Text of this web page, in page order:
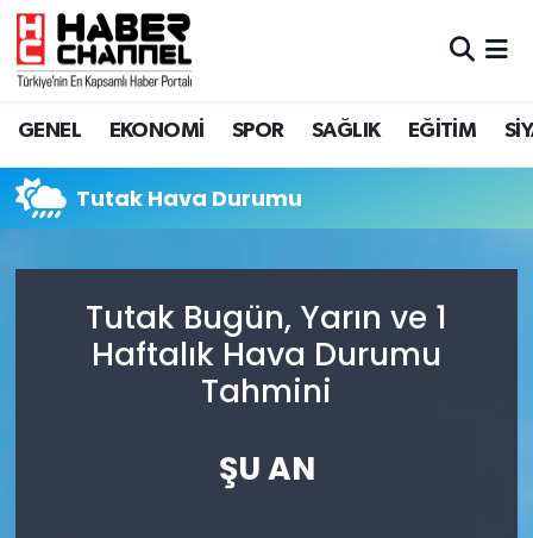
GENEL EKONOMİ SPOR SAĞLIK EĞİTİM
Tutak Hava Durumu
Tutak Bugün, Yarın ve 1
Haftalık Hava Durumu
Tahmini
ŞU AN
GENEL
SPOR
SAĞLIK
EĞİTİM
Nöbetçi Eczaneler
Trafik Durumu
Süper Lig Puan Durumu ve Fikstür
Tüm Manşetler
Son Dakika Haberleri